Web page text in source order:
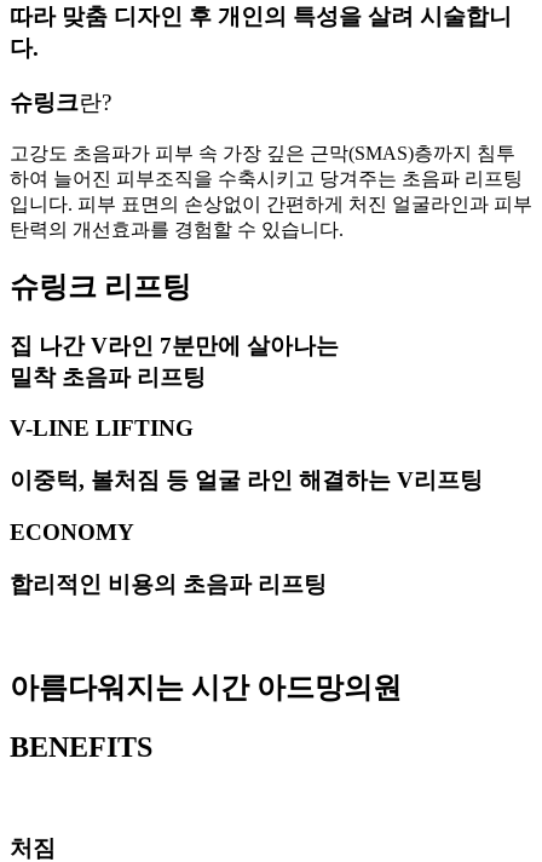
따라 맞춤 디자인 후 개인의 특성을 살려 시술합니
다.
슈링크란?
고강도 초음파가 피부 속 가장 깊은 근막(SMAS)층까지 침투
하여 늘어진 피부조직을 수축시키고 당겨주는 초음파 리프팅
입니다. 피부 표면의 손상없이 간편하게 처진 얼굴라인과 피부
탄력의 개선효과를 경험할 수 있습니다.
슈링크 리프팅
집 나간 V라인 7분만에 살아나는
밀착 초음파 리프팅
V-LINE LIFTING
이중턱, 볼처짐 등 얼굴 라인 해결하는 V리프팅
ECONOMY
합리적인 비용의 초음파 리프팅
아름다워지는 시간 아드망의원
BENEFITS
처짐